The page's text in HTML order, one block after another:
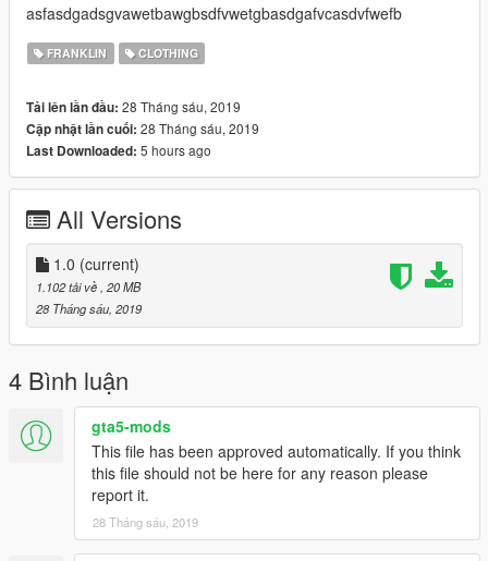
asfasdgadsgvawetbawgbsdfvwetgbasdgafvcasdvfwefb
FRANKLIN CLOTHING
Tải lên lần đầu: 28 Tháng sáu, 2019
Cập nhật lần cuối: 28 Tháng sáu, 2019
Last Downloaded: 5 hours ago
All Versions
1.0 (current)
1.102 tải về, 20 MB
28 Tháng sáu, 2019
4 Bình luận
gta5-mods
This file has been approved automatically. If you think
this file should not be here for any reason please
report it.
28 Tháng sáu, 2019